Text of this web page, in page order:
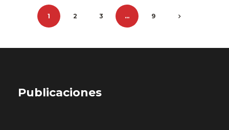
1 2 3 … 9
Publicaciones